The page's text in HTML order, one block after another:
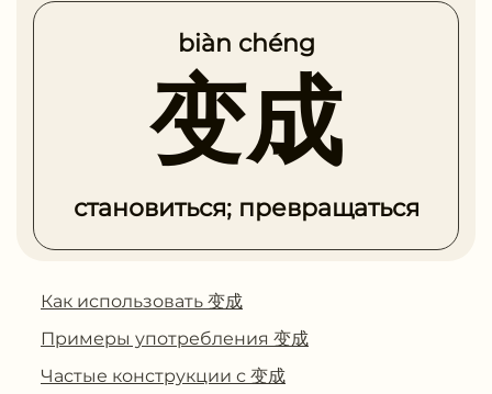
biàn chéng
变成
становиться; превращаться
Как использовать 变成
Примеры употребления 变成
Частые конструкции с 变成